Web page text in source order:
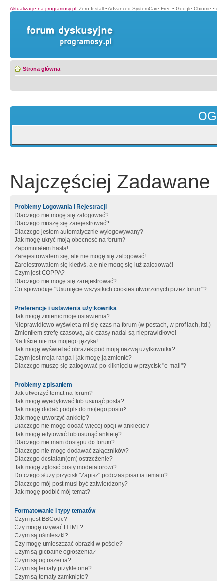
Aktualizacje na programosy.pl: Zero Install • Advanced SystemCare Free • Google Chrome •
Strona główna
Najczęściej Zadawane
Problemy Logowania i Rejestracji
Dlaczego nie mogę się zalogować?
Dlaczego muszę się zarejestrować?
Dlaczego jestem automatycznie wylogowywany?
Jak mogę ukryć moją obecność na forum?
Zapomniałem hasła!
Zarejestrowałem się, ale nie mogę się zalogować!
Zarejestrowałem się kiedyś, ale nie mogę się już zalogować!
Czym jest COPPA?
Dlaczego nie mogę się zarejestrować?
Co spowoduje "Usunięcie wszystkich cookies utworzonych przez forum"?
Preferencje i ustawienia użytkownika
Jak mogę zmienić moje ustawienia?
Nieprawidłowo wyświetla mi się czas na forum (w postach, w profilach, itd.)
Zmieniłem strefę czasową, ale czasy nadal są nieprawidłowe!
Na liście nie ma mojego języka!
Jak mogę wyświetlać obrazek pod moją nazwą użytkownika?
Czym jest moja ranga i jak mogę ją zmienić?
Dlaczego muszę się zalogować po kliknięciu w przycisk "e-mail"?
Problemy z pisaniem
Jak utworzyć temat na forum?
Jak mogę wyedytować lub usunąć posta?
Jak mogę dodać podpis do mojego postu?
Jak mogę utworzyć ankietę?
Dlaczego nie mogę dodać więcej opcji w ankiecie?
Jak mogę edytować lub usunąć ankietę?
Dlaczego nie mam dostępu do forum?
Dlaczego nie mogę dodawać załączników?
Dlaczego dostałam(em) ostrzeżenie?
Jak mogę zgłosić posty moderatorowi?
Do czego służy przycisk "Zapisz" podczas pisania tematu?
Dlaczego mój post musi być zatwierdzony?
Jak mogę podbić mój temat?
Formatowanie i typy tematów
Czym jest BBCode?
Czy mogę używać HTML?
Czym są uśmieszki?
Czy mogę umieszczać obrazki w poście?
Czym są globalne ogłoszenia?
Czym są ogłoszenia?
Czym są tematy przyklejone?
Czym są tematy zamknięte?